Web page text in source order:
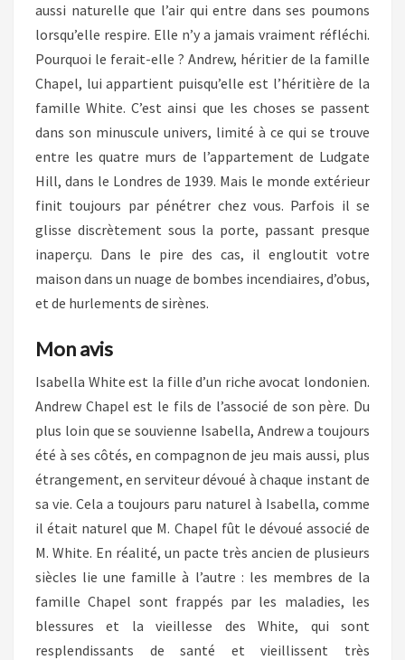
aussi naturelle que l’air qui entre dans ses poumons
lorsqu’elle respire. Elle n’y a jamais vraiment réfléchi.
Pourquoi le ferait-elle ? Andrew, héritier de la famille
Chapel, lui appartient puisqu’elle est l’héritière de la
famille White. C’est ainsi que les choses se passent
dans son minuscule univers, limité à ce qui se trouve
entre les quatre murs de l’appartement de Ludgate
Hill, dans le Londres de 1939. Mais le monde extérieur
finit toujours par pénétrer chez vous. Parfois il se
glisse discrètement sous la porte, passant presque
inaperçu. Dans le pire des cas, il engloutit votre
maison dans un nuage de bombes incendiaires, d’obus,
et de hurlements de sirènes.
Mon avis
Isabella White est la fille d’un riche avocat londonien.
Andrew Chapel est le fils de l’associé de son père. Du
plus loin que se souvienne Isabella, Andrew a toujours
été à ses côtés, en compagnon de jeu mais aussi, plus
étrangement, en serviteur dévoué à chaque instant de
sa vie. Cela a toujours paru naturel à Isabella, comme
il était naturel que M. Chapel fût le dévoué associé de
M. White. En réalité, un pacte très ancien de plusieurs
siècles lie une famille à l’autre : les membres de la
famille Chapel sont frappés par les maladies, les
blessures et la vieillesse des White, qui sont
resplendissants de santé et vieillissent très